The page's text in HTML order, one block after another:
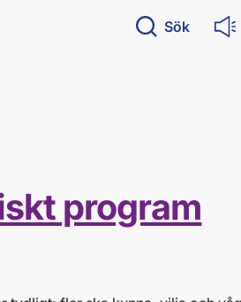
Sök
program